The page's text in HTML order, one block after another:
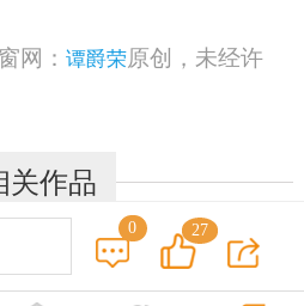
网： 谭爵荣原创，未经许
关作品
0 27
窗 www.333cn.com 版权所有